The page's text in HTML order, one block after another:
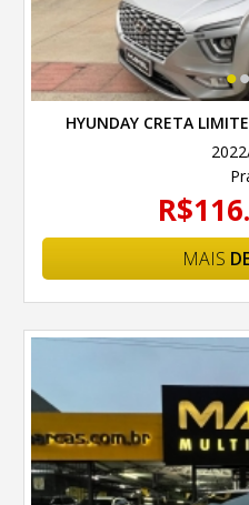
•
HYUNDAY CRETA
MAIS